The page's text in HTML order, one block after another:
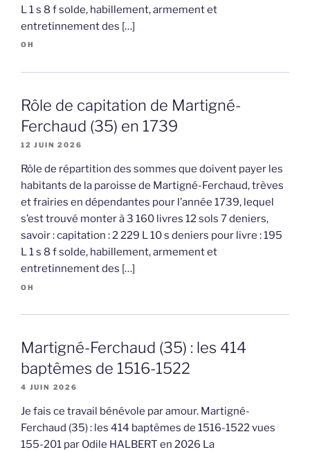
L 1 s 8 f solde, habillement, armement et
entretinnement des […]
OH
Rôle de capitation de Martigné-
Ferchaud (35) en 1739
12 JUIN 2026
Rôle de répartition des sommes que doivent payer les
habitants de la paroisse de Martigné-Ferchaud, trèves
et frairies en dépendantes pour l’année 1739, lequel
s’est trouvé monter à 3 160 livres 12 sols 7 deniers,
savoir : capitation : 2 229 L 10 s deniers pour livre : 195
L 1 s 8 f solde, habillement, armement et
entretinnement des […]
OH
Martigné-Ferchaud (35) : les 414
baptêmes de 1516-1522
4 JUIN 2026
Je fais ce travail bénévole par amour. Martigné-
Ferchaud (35) : les 414 baptêmes de 1516-1522 vues
155-201 par Odile HALBERT en 2026 La